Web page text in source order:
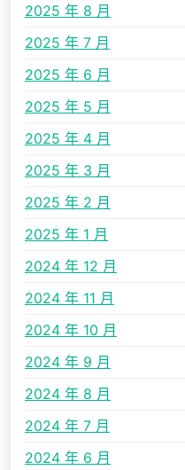
2025 年 8 月
2025 年 7 月
2025 年 6 月
2025 年 5 月
2025 年 4 月
2025 年 3 月
2025 年 2 月
2025 年 1 月
2024 年 12 月
2024 年 11 月
2024 年 10 月
2024 年 9 月
2024 年 8 月
2024 年 7 月
2024 年 6 月